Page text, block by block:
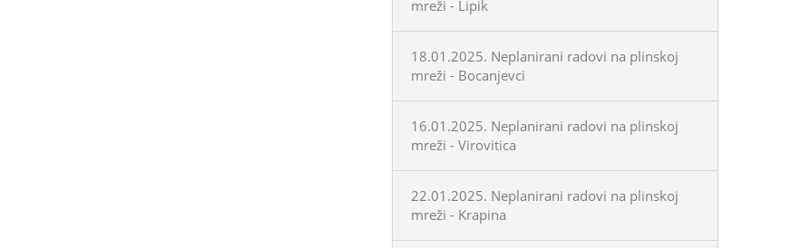
mreži - Lipik
18.01.2025. Neplanirani radovi na plinskoj
mreži - Bocanjevci
16.01.2025. Neplanirani radovi na plinskoj
mreži - Virovitica
22.01.2025. Neplanirani radovi na plinskoj
mreži - Krapina